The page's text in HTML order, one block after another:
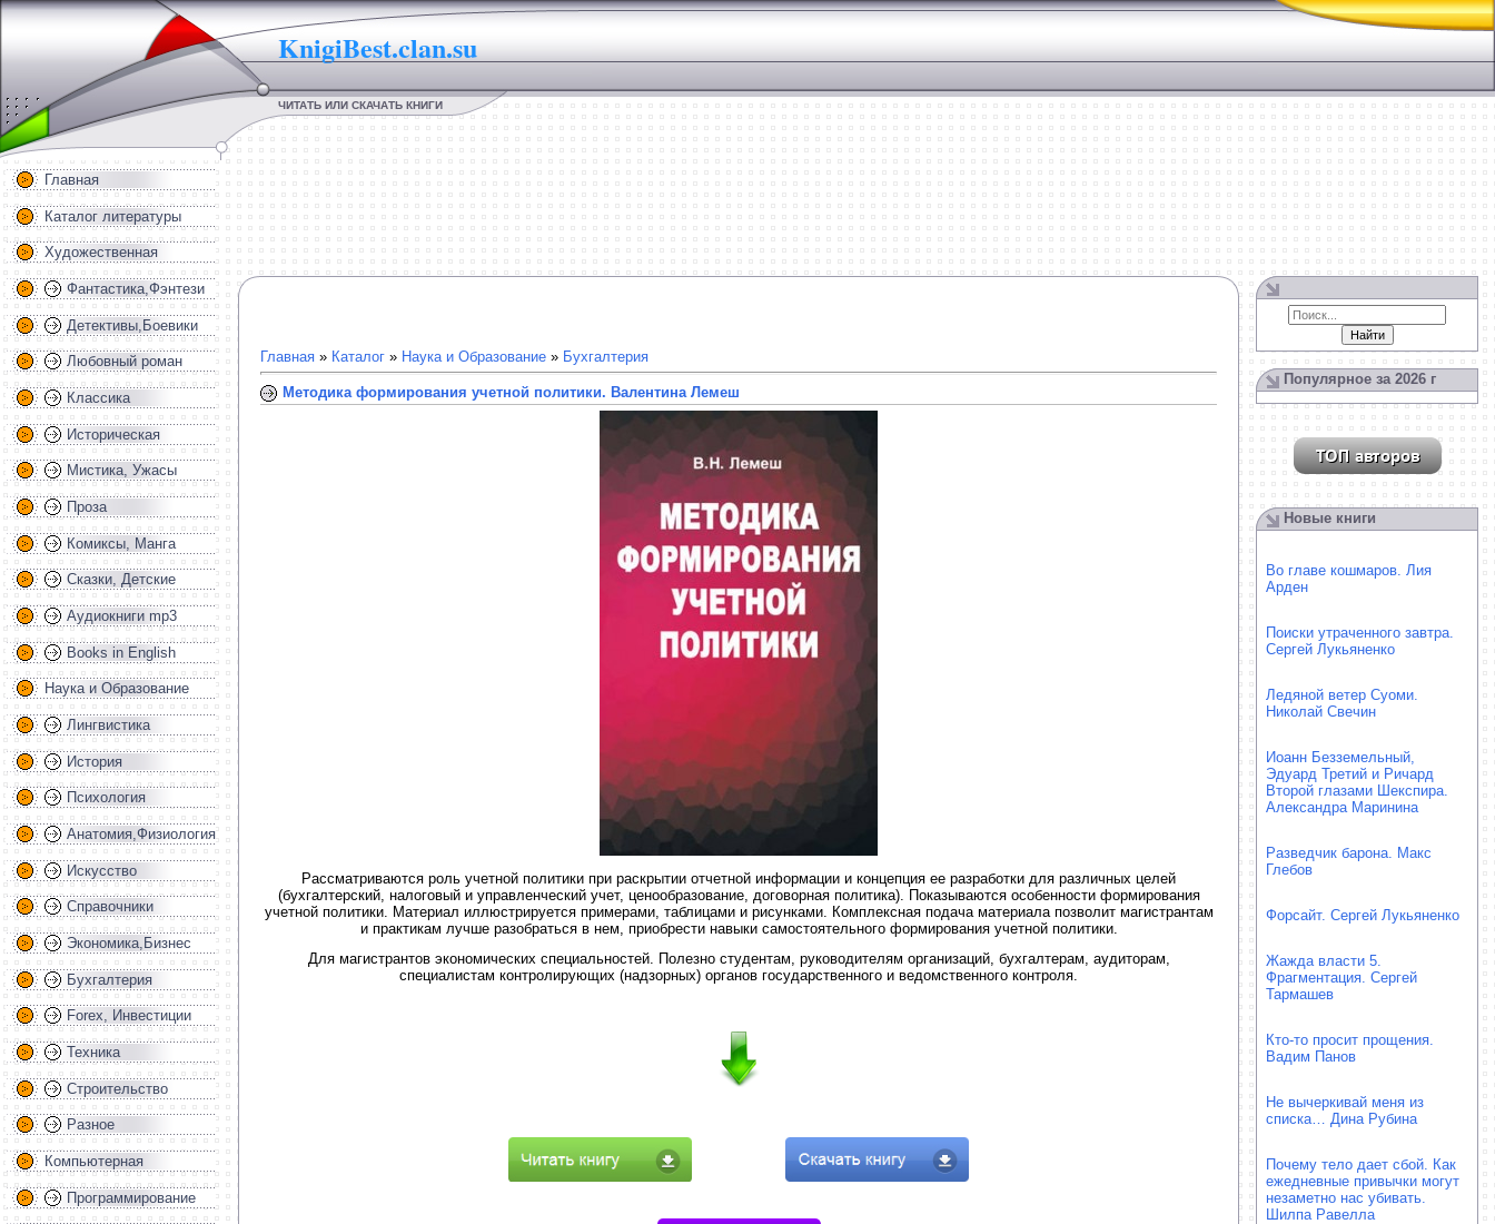
KnigiBest.clan.su
ЧИТАТЬ ИЛИ СКАЧАТЬ КНИГИ
Главная
Каталог литературы
Художественная
Фантастика,Фэнтези
Детективы,Боевики
Любовный роман
Классика
Историческая
Мистика, Ужасы
Проза
Комиксы, Манга
Сказки, Детские
Аудиокниги mp3
Books in English
Наука и Образование
Лингвистика
История
Психология
Анатомия,Физиология
Искусство
Справочники
Экономика,Бизнес
Бухгалтерия
Forex, Инвестиции
Техника
Строительство
Разное
Компьютерная
Программирование
Главная » Каталог » Наука и Образование » Бухгалтерия
Методика формирования учетной политики. Валентина Лемеш
Рассматриваются роль учетной политики при раскрытии отчетной информации и концепция ее разработки для различных целей
(бухгалтерский, налоговый и управленческий учет, ценообразование, договорная политика). Показываются особенности формирования
учетной политики. Материал иллюстрируется примерами, таблицами и рисунками. Комплексная подача материала позволит магистрантам
и практикам лучше разобраться в нем, приобрести навыки самостоятельного формирования учетной политики.
Для магистрантов экономических специальностей. Полезно студентам, руководителям организаций, бухгалтерам, аудиторам,
специалистам контролирующих (надзорных) органов государственного и ведомственного контроля.
Популярное за 2026 г
Новые книги
Во главе кошмаров. Лия
Арден
Поиски утраченного завтра.
Сергей Лукьяненко
Ледяной ветер Суоми.
Николай Свечин
Иоанн Безземельный,
Эдуард Третий и Ричард
Второй глазами Шекспира.
Александра Маринина
Разведчик барона. Макс
Глебов
Форсайт. Сергей Лукьяненко
Жажда власти 5.
Фрагментация. Сергей
Тармашев
Кто-то просит прощения.
Вадим Панов
Не вычеркивай меня из
списка… Дина Рубина
Почему тело дает сбой. Как
ежедневные привычки могут
незаметно нас убивать.
Шилпа Равелла